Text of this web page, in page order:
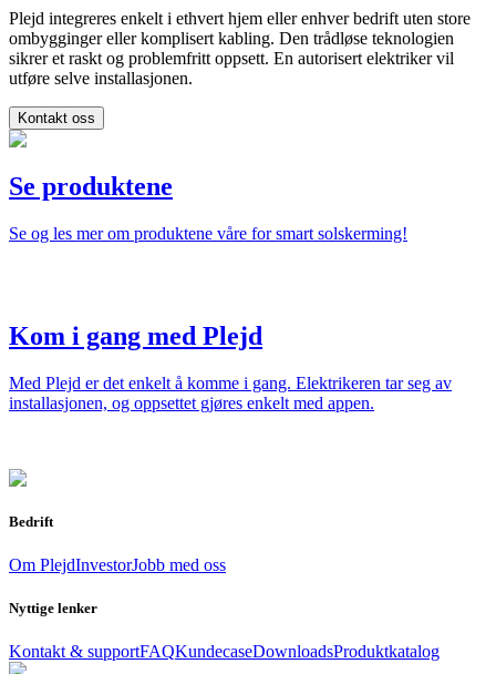
Plejd integreres enkelt i ethvert hjem eller enhver bedrift uten store
ombygginger eller komplisert kabling. Den trådløse teknologien
sikrer et raskt og problemfritt oppsett. En autorisert elektriker vil
utføre selve installasjonen.
Kontakt oss
Se produktene
Se og les mer om produktene våre for smart solskerming!
Kom i gang med Plejd
Med Plejd er det enkelt å komme i gang. Elektrikeren tar seg av
installasjonen, og oppsettet gjøres enkelt med appen.
Bedrift
Om PlejdInvestorJobb med oss
Nyttige lenker
Kontakt & supportFAQKundecaseDownloadsProduktkatalog